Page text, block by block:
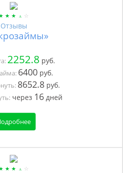
Отзывы
2252.8 руб.
6400руб.
8652.8 руб.
через 16 дней